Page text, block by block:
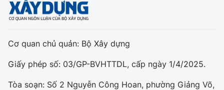
Cơ quan chủ quản: Bộ Xây dựng
Giấy phép số: 03/GP-BVHTTDL, cấp ngày 1/4/2025.
Tòa soạn: Số 2 Nguyễn Công Hoan, phường Giảng Võ,